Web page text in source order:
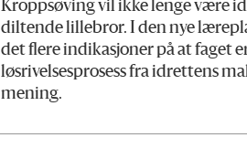
Kroppsøving vil ikke lenge være
diltende lillebror. I den nye
det flere indikasjoner på at faget
løsrivelsesprosess fra idrettens
mening.